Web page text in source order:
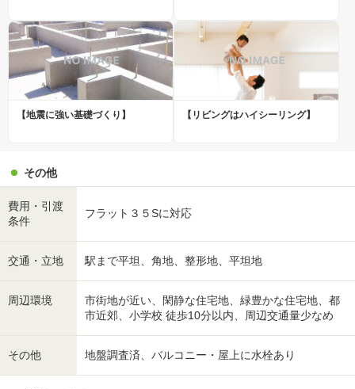
【地震に強い基礎づくり】 【リビングはハイシーリング】
その他
費用・引渡
条件
フラット３５Sに対応
交通・立地 駅まで平坦、角地、整形地、平坦地
周辺環境
市街地が近い、閑静な住宅地、緑豊かな住宅地、都
市近郊、小学校 徒歩10分以内、周辺交通量少なめ
その他 地盤調査済、バルコニー・屋上に水栓あり